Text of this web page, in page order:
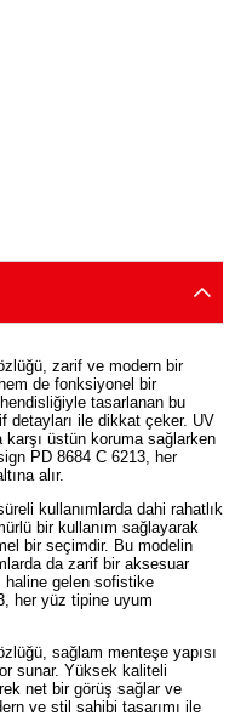
zarif ve modern bir
de fonksiyonel bir
tasarlanan bu
detayları ile dikkat çeker. UV
karşı üstün koruma sağlarken
PD 8684 C 6213, her
alır.
kullanımlarda dahi rahatlık
bir kullanım sağlayarak
bir seçimdir. Bu modelin
da zarif bir aksesuar
haline gelen sofistike
her yüz tipine uyum
sağlam menteşe yapısı
sunar. Yüksek kaliteli
net bir görüş sağlar ve
ve stil sahibi tasarımı ile